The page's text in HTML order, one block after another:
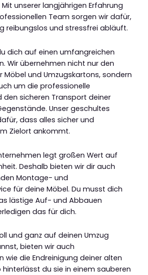
unserer langjährigen Erfahrung
Team sorgen wir dafür,
reibungslos und stressfrei abläuft.
dich auf einen umfangreichen
Wir übernehmen nicht nur den
Möbel und Umzugskartons, sondern
um die professionelle
den sicheren Transport deiner
Unser geschultes
dass alles sicher und
Zielort ankommt.
legt großen Wert auf
Deshalb bieten wir dir auch
Montage- und
für deine Möbel. Du musst dich
lästige Auf- und Abbauen
das für dich.
und ganz auf deinen Umzug
bieten wir auch
wie die Endreinigung deiner alten
hinterlässt du sie in einem sauberen